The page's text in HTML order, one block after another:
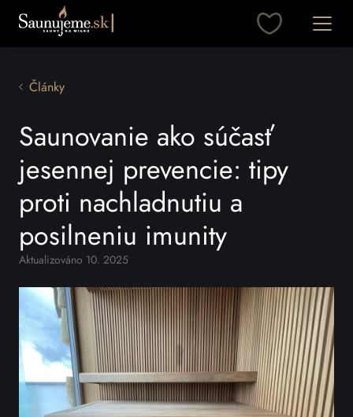
Články
Saunovanie ako súčasť
jesennej prevencie: tipy
proti nachladnutiu a
posilneniu imunity
Aktualizováno 10. 2025